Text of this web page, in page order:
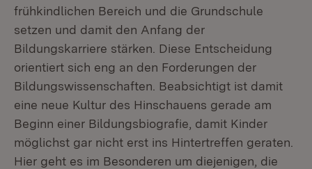
frühkindlichen Bereich und die Grundschule
setzen und damit den Anfang der
Bildungskarriere stärken. Diese Entscheidung
orientiert sich eng an den Forderungen der
Bildungswissenschaften. Beabsichtigt ist damit
eine neue Kultur des Hinschauens gerade am
Beginn einer Bildungsbiografie, damit Kinder
möglichst gar nicht erst ins Hintertreffen geraten.
Hier geht es im Besonderen um diejenigen, die